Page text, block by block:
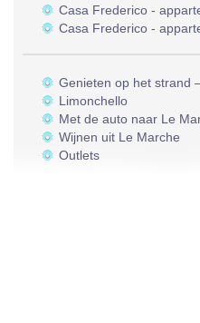
Casa Frederico -
Casa Frederico -
Genieten op het strand
Limonchello
Met de auto naar Le
Wijnen uit Le Marche
Outlets